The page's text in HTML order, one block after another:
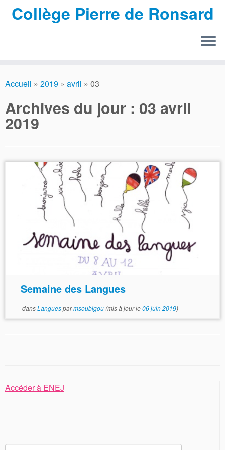
au
Collège Pierre de Ronsard
Accueil » 2019 » avril » 03
Archives du jour : 03 avril
2019
Semaine des Langues
dansLanguesparmsoubigou(mis à jour le06 juin 2019)
Accéder à ENEJ